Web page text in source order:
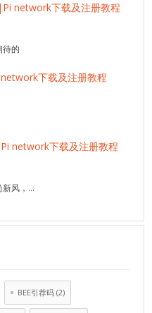
network下载及注册教程
待的
下载及注册教程
network下载及注册教程
新风，…
BEE引荐码 (2)